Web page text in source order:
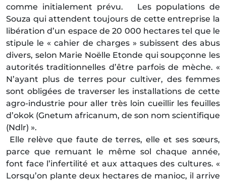
comme initialement prévu. Les populations de
Souza qui attendent toujours de cette entreprise la
libération d’un espace de 20 000 hectares tel que le
stipule le « cahier de charges » subissent des abus
divers, selon Marie Noëlle Etonde qui soupçonne les
autorités traditionnelles d’être parfois de mèche. «
N’ayant plus de terres pour cultiver, des femmes
sont obligées de traverser les installations de cette
agro-industrie pour aller très loin cueillir les feuilles
d’okok (Gnetum africanum, de son nom scientifique
(Ndlr) ».
Elle relève que faute de terres, elle et ses sœurs,
parce que remuant le même sol chaque année,
font face l’infertilité et aux attaques des cultures. «
Lorsqu’on plante deux hectares de manioc, il arrive